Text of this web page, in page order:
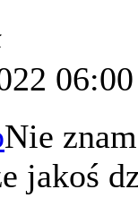
06:00
Nie
jakoś